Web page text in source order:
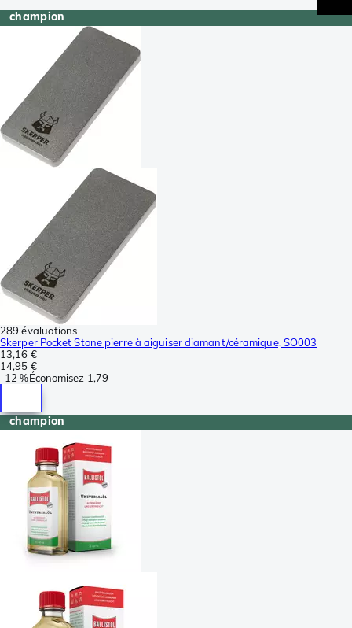
champion
289 évaluations
Skerper Pocket Stone pierre à aiguiser diamant/céramique, SO003
13,16 €
14,95 €
-12 %Économisez 1,79
champion